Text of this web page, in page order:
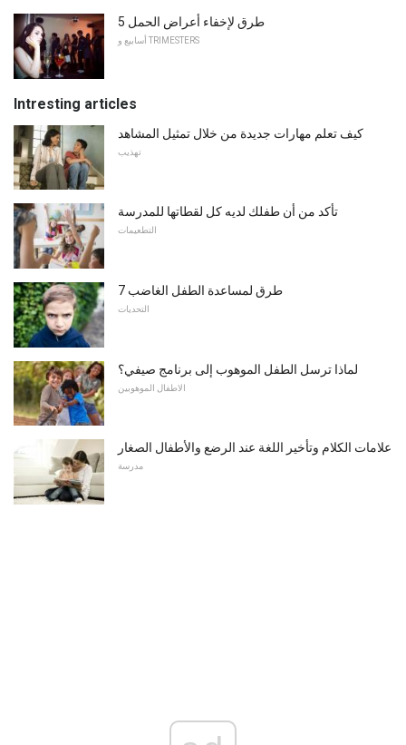
5 طرق لإخفاء أعراض الحمل
أسابيع و TRIMESTERS
Intresting articles
كيف تعلم مهارات جديدة من خلال تمثيل المشاهد
تهذيب
تأكد من أن طفلك لديه كل لقطاتها للمدرسة
التطعيمات
7 طرق لمساعدة الطفل الغاضب
التحديات
لماذا ترسل الطفل الموهوب إلى برنامج صيفي؟
الاطفال الموهوبين
علامات الكلام وتأخير اللغة عند الرضع والأطفال الصغار
مدرسة